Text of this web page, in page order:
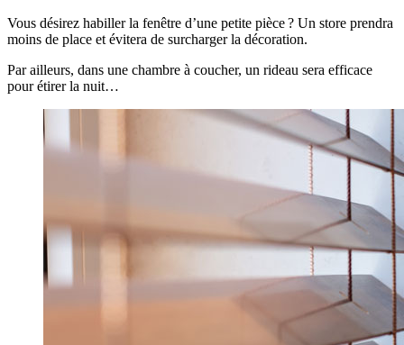
Vous désirez habiller la fenêtre d’une petite pièce ? Un store prendra
moins de place et évitera de surcharger la décoration.
Par ailleurs, dans une chambre à coucher, un rideau sera efficace
pour étirer la nuit…